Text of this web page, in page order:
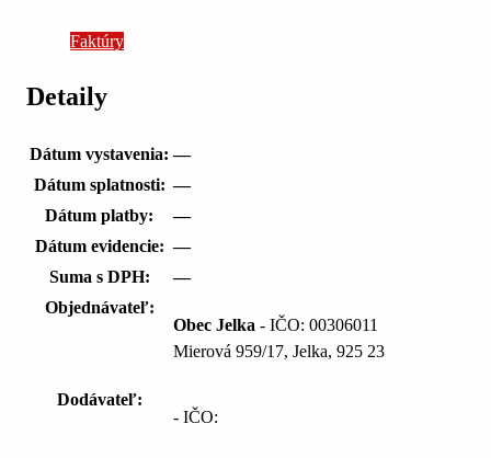
Faktúry
Detaily
Dátum vystavenia: —
Dátum splatnosti: —
Dátum platby:
—
Dátum evidencie: —
Suma s DPH:
—
Objednávateľ:
Obec Jelka - IČO: 00306011
Mierová 959/17, Jelka, 925 23
Dodávateľ:
- IČO: